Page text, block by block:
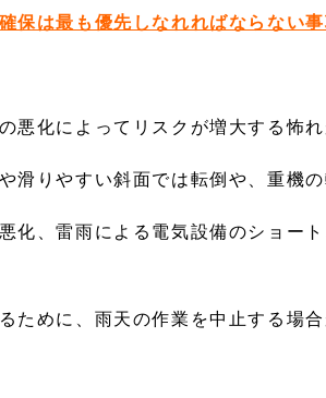
保は最も優先しなれればならない
悪化によってリスクが増大する怖れ
滑りやすい斜面では転倒や、重機
化、雷雨による電気設備のショー
ために、雨天の作業を中止する場合